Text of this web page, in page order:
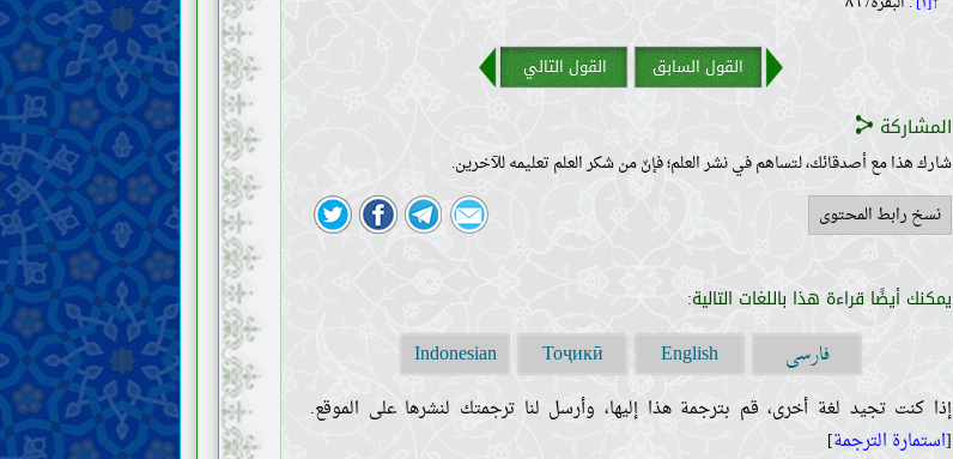
القول السابق القول التالي
المشاركة
شارك هذا مع أصدقائك، لتساهم في نشر العلم؛ فإنّ من شكر العلم تعليمه للآخرين.
نسخ رابط المحتوى
يمكنك أيضًا قراءة هذا باللغات التالية:
فارسی English
Тоҷикӣ
Indonesian
إذا كنت تجيد لغة أخرى، قم بترجمة هذا إليها، وأرسل لنا ترجمتك لنشرها على الموقع.
[استمارة الترجمة]